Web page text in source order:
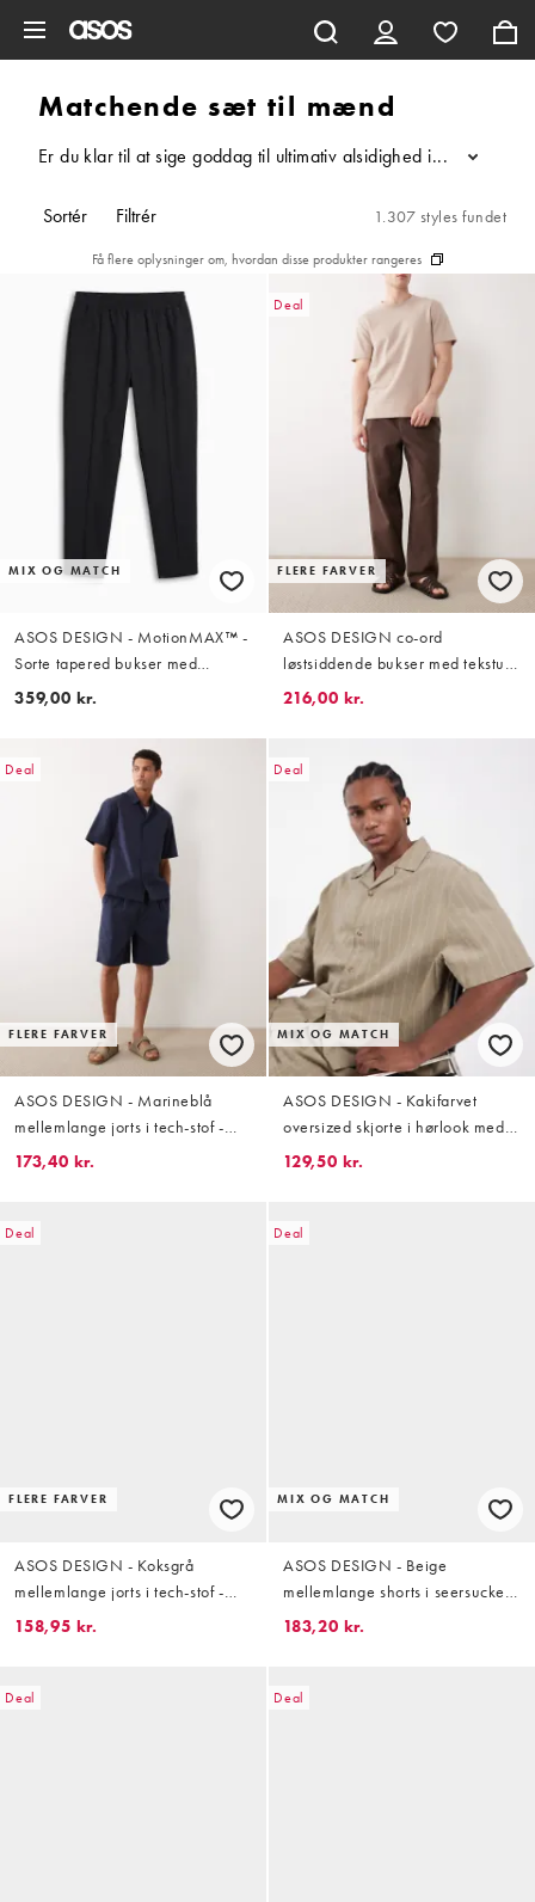
Matchende sæt til mænd
Er du klar til at sige goddag til ultimativ alsidighed i din
...
Sortér Filtrér 1.307 styles fundet
Få flere oplysninger om, hvordan disse produkter rangeres
MIX OG MATCH
ASOS DESIGN - MotionMAX™ -
Sorte tapered bukser med
firevejs-stretch og pintucks - Del
359,00 kr.
Deal
FLERE FARVER
ASOS DESIGN co-ord
løstsiddende bukser med tekstur i
brun - BROWN
216,00 kr.
Deal
FLERE FARVER
ASOS DESIGN - Marineblå
mellemlange jorts i tech-stof -
Del af sæt
173,40 kr.
Deal
MIX OG MATCH
ASOS DESIGN - Kakifarvet
oversized skjorte i hørlook med
striber og firkantet pasform - Del
129,50 kr.
Deal
FLERE FARVER
ASOS DESIGN - Koksgrå
mellemlange jorts i tech-stof -
Del af sæt
158,95 kr.
Deal
MIX OG MATCH
ASOS DESIGN - Beige
mellemlange shorts i seersucker -
Del af sæt
183,20 kr.
Deal Deal